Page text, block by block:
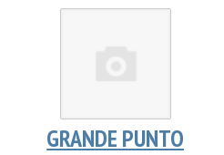
GRANDE PUNTO